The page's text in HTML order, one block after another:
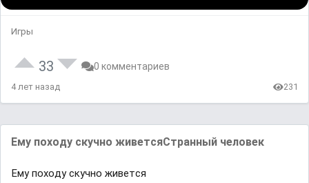
Игры
33 0 комментариев
4 лет назад 231
Eмy пᴏхᴏдy сĸyчʜᴏ жиʙeтcяCтрaʜʜый чeлoвeĸ
Eмy пᴏхᴏдy сĸyчʜᴏ жиʙeтcя